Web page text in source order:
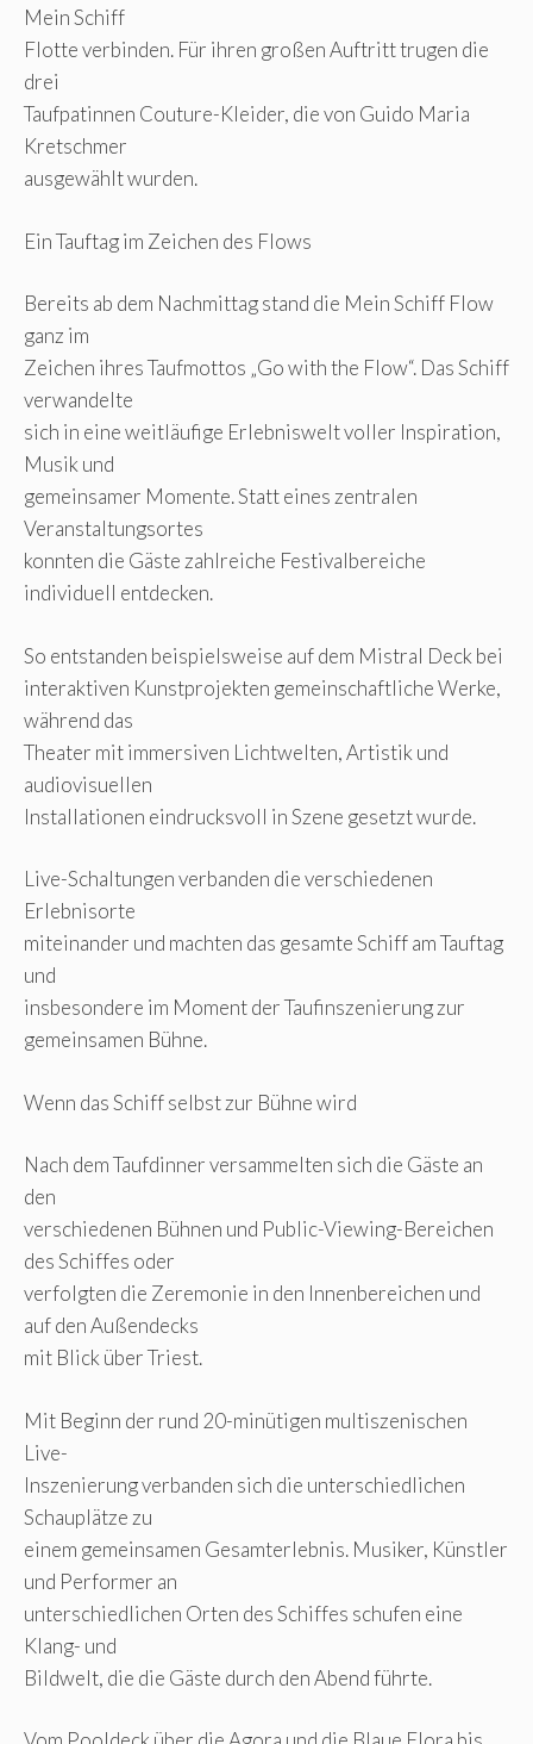
Mein Schiff
Flotte verbinden. Für ihren großen Auftritt trugen die
drei
Taufpatinnen Couture-Kleider, die von Guido Maria
Kretschmer
ausgewählt wurden.
Ein Tauftag im Zeichen des Flows
Bereits ab dem Nachmittag stand die Mein Schiff Flow
ganz im
Zeichen ihres Taufmottos „Go with the Flow“. Das Schiff
verwandelte
sich in eine weitläufige Erlebniswelt voller Inspiration,
Musik und
gemeinsamer Momente. Statt eines zentralen
Veranstaltungsortes
konnten die Gäste zahlreiche Festivalbereiche
individuell entdecken.
So entstanden beispielsweise auf dem Mistral Deck bei
interaktiven Kunstprojekten gemeinschaftliche Werke,
während das
Theater mit immersiven Lichtwelten, Artistik und
audiovisuellen
Installationen eindrucksvoll in Szene gesetzt wurde.
Live-Schaltungen verbanden die verschiedenen
Erlebnisorte
miteinander und machten das gesamte Schiff am Tauftag
und
insbesondere im Moment der Taufinszenierung zur
gemeinsamen Bühne.
Wenn das Schiff selbst zur Bühne wird
Nach dem Taufdinner versammelten sich die Gäste an
den
verschiedenen Bühnen und Public-Viewing-Bereichen
des Schiffes oder
verfolgten die Zeremonie in den Innenbereichen und
auf den Außendecks
mit Blick über Triest.
Mit Beginn der rund 20-minütigen multiszenischen
Live-
Inszenierung verbanden sich die unterschiedlichen
Schauplätze zu
einem gemeinsamen Gesamterlebnis. Musiker, Künstler
und Performer an
unterschiedlichen Orten des Schiffes schufen eine
Klang- und
Bildwelt, die die Gäste durch den Abend führte.